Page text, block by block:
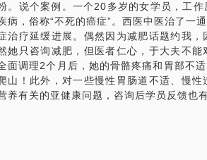
凡事预则立不预则废，为保证课程效果
课前：自查胖的原因与疑惑
课中：现场提出3个疑问
课后：自我总结改进要点
。说个案例。一个20多岁的女学员，工
病，俗称“不死的癌症”。西医中医治了一
治疗延缓进展。偶然因为减肥话题约我
她只咨询减肥，但医者仁心，于大夫不能
面调理2个月后，她的骨骼疼痛和胃部不
山！此外，对一些慢性胃肠道不适、慢
养有关的亚健康问题，咨询后学员反馈也